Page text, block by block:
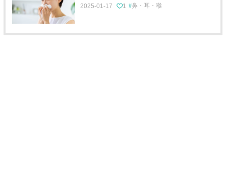
2025-01-17
1 鼻・耳・喉